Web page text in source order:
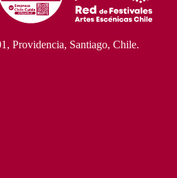
Providencia, Santiago, Chile.